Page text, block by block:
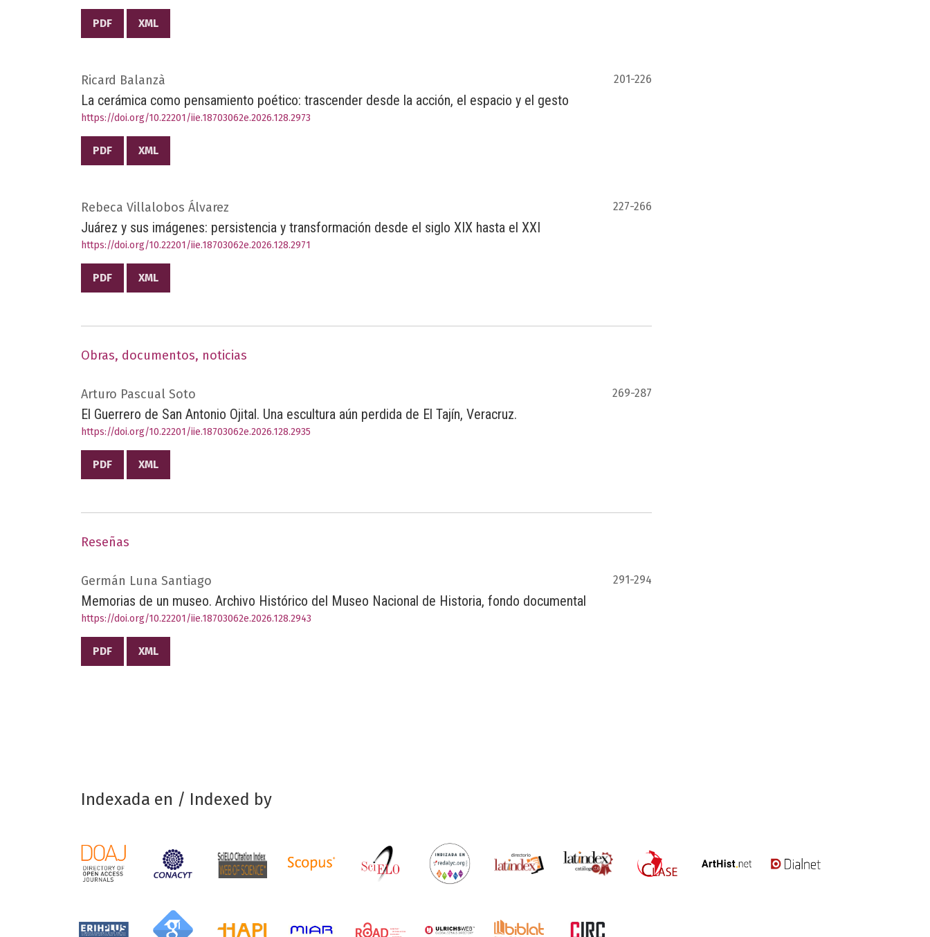
PDF XML
Ricard Balanzà 201-226
La cerámica como pensamiento poético: trascender desde la acción, el espacio y el gesto
https://doi.org/10.22201/iie.18703062e.2026.128.2973
PDF XML
Rebeca Villalobos Álvarez 227-266
Juárez y sus imágenes: persistencia y transformación desde el siglo XIX hasta el XXI
https://doi.org/10.22201/iie.18703062e.2026.128.2971
PDF XML
Obras, documentos, noticias
Arturo Pascual Soto 269-287
El Guerrero de San Antonio Ojital. Una escultura aún perdida de El Tajín, Veracruz.
https://doi.org/10.22201/iie.18703062e.2026.128.2935
PDF XML
Reseñas
Germán Luna Santiago 291-294
Memorias de un museo. Archivo Histórico del Museo Nacional de Historia, fondo documental
https://doi.org/10.22201/iie.18703062e.2026.128.2943
PDF XML
Indexada en / Indexed by